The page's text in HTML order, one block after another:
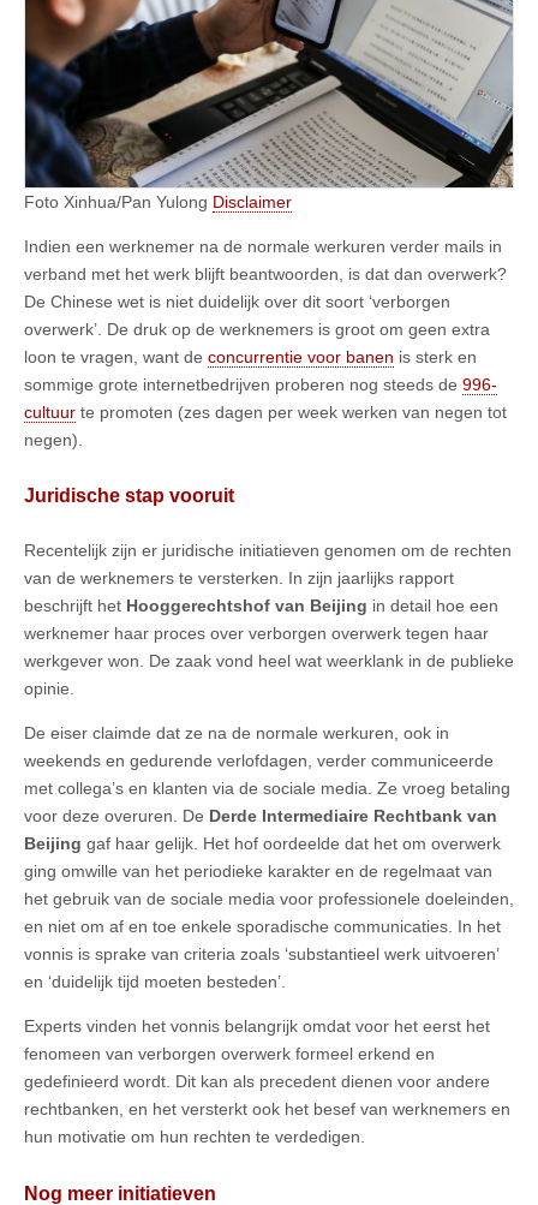
Foto Xinhua/Pan Yulong Disclaimer
Indien een werknemer na de normale werkuren verder mails in
verband met het werk blijft beantwoorden, is dat dan overwerk?
De Chinese wet is niet duidelijk over dit soort ‘verborgen
overwerk’. De druk op de werknemers is groot om geen extra
loon te vragen, want de concurrentie voor banen is sterk en
sommige grote internetbedrijven proberen nog steeds de 996-
cultuur te promoten (zes dagen per week werken van negen tot
negen).
Juridische stap vooruit
Recentelijk zijn er juridische initiatieven genomen om de rechten
van de werknemers te versterken. In zijn jaarlijks rapport
beschrijft het Hooggerechtshof van Beijing in detail hoe een
werknemer haar proces over verborgen overwerk tegen haar
werkgever won. De zaak vond heel wat weerklank in de publieke
opinie.
De eiser claimde dat ze na de normale werkuren, ook in
weekends en gedurende verlofdagen, verder communiceerde
met collega’s en klanten via de sociale media. Ze vroeg betaling
voor deze overuren. De Derde Intermediaire Rechtbank van
Beijing gaf haar gelijk. Het hof oordeelde dat het om overwerk
ging omwille van het periodieke karakter en de regelmaat van
het gebruik van de sociale media voor professionele doeleinden,
en niet om af en toe enkele sporadische communicaties. In het
vonnis is sprake van criteria zoals ‘substantieel werk uitvoeren’
en ‘duidelijk tijd moeten besteden’.
Experts vinden het vonnis belangrijk omdat voor het eerst het
fenomeen van verborgen overwerk formeel erkend en
gedefinieerd wordt. Dit kan als precedent dienen voor andere
rechtbanken, en het versterkt ook het besef van werknemers en
hun motivatie om hun rechten te verdedigen.
Nog meer initiatieven